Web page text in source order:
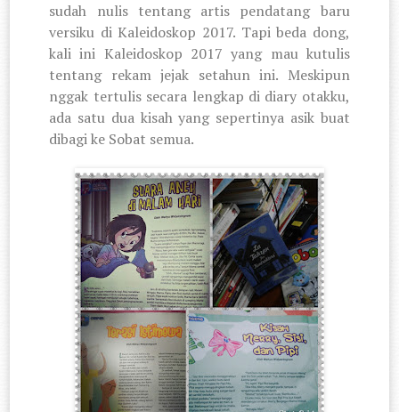
sudah nulis tentang artis pendatang baru
versiku di Kaleidoskop 2017. Tapi beda dong,
kali ini Kaleidoskop 2017 yang mau kutulis
tentang rekam jejak setahun ini. Meskipun
nggak tertulis secara lengkap di diary otakku,
ada satu dua kisah yang sepertinya asik buat
dibagi ke Sobat semua.